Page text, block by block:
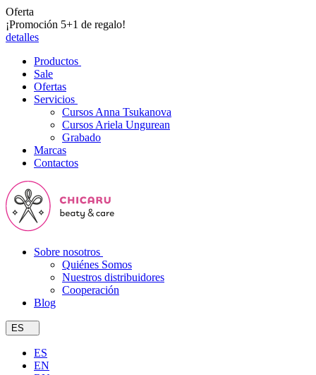
Oferta
¡Promoción 5+1 de regalo!
detalles
Productos
Sale
Ofertas
Servicios
Cursos Anna Tsukanova
Cursos Ariela Ungurean
Grabado
Marcas
Contactos
Sobre nosotros
Quiénes Somos
Nuestros distribuidores
Cooperación
Blog
ES
ES
EN